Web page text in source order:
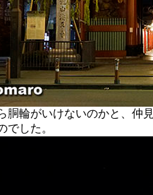
輪がいけないのかと、仲
でした。